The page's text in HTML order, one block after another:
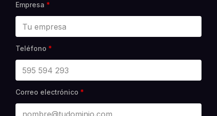
Empresa *
E
e
s
N
Teléfono *
Correo electrónico *